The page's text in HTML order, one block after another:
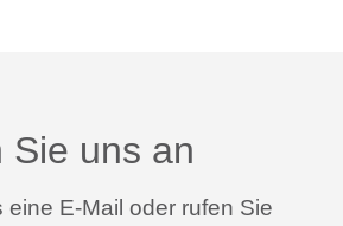
Sie uns an
eine E-Mail oder rufen Sie